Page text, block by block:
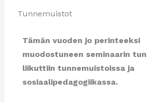
Tunnemuistot
Tämän vuoden jo perinteeksi
muodostuneen seminaarin
liikuttiin tunnemuistoissa ja
sosiaalipedagogiikassa.